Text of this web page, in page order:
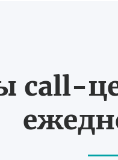
call-